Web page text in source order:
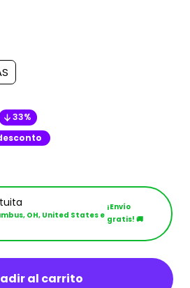
33%
OH, United States e
¡Envío
gratis! 🚚
al carrito